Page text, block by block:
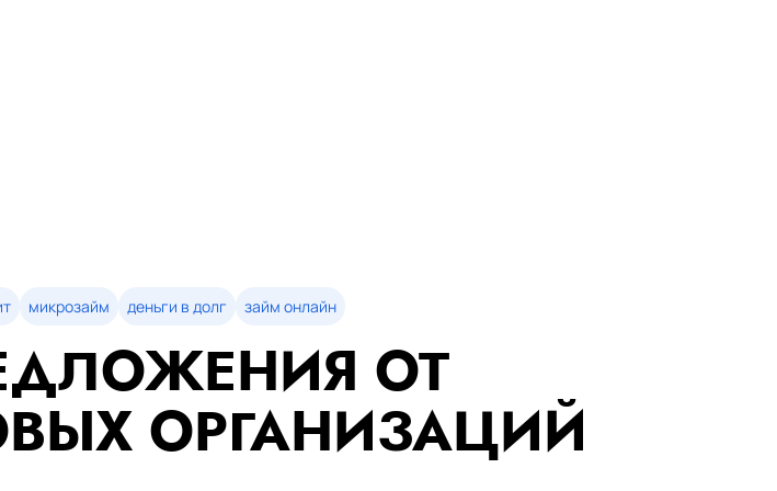
микрозайм деньги в долг займ онлайн
ОТ
ОРГАНИЗАЦИЙ